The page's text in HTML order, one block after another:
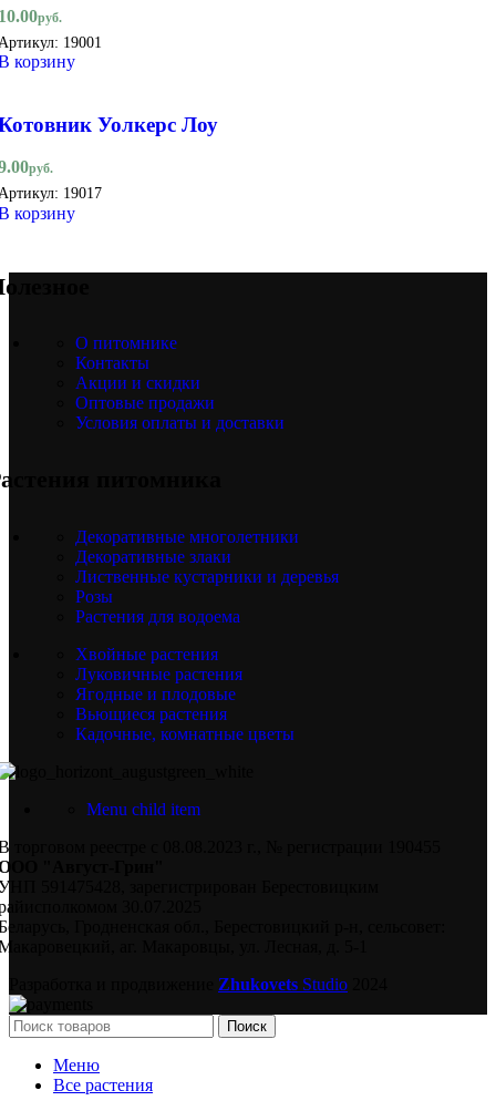
руб.
19001
корзину
Уолкерс Лоу
руб.
19017
корзину
О питомнике
Контакты
Акции и скидки
Оптовые продажи
Условия оплаты и доставки
питомника
Декоративные многолетники
Декоративные злаки
Лиственные кустарники и деревья
Розы
Растения для водоема
Хвойные растения
Луковичные растения
Ягодные и плодовые
Вьющиеся растения
Кадочные, комнатные цветы
Menu child item
торговом реестре с 08.08.2023 г., № регистрации 190455
"Август-Грин"
591475428, зарегистрирован Берестовицким
30.07.2025
Гродненская обл., Берестовицкий р-н, сельсовет:
аг. Макаровцы, ул. Лесная, д. 5-1
Zhukovets Studio
Поиск
Меню
Все растения